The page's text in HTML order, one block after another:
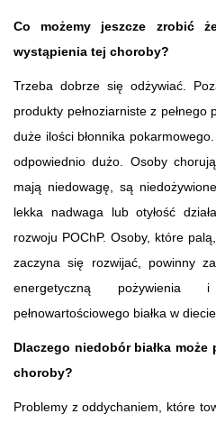
Co możemy jeszcze zrobić
wystąpienia tej choroby?
Trzeba dobrze się odżywiać.
produkty pełnoziarniste z pełnego
duże ilości błonnika
odpowiednio dużo. Osoby
mają niedowagę, są
lekka nadwaga lub otyłość
rozwoju POChP. Osoby, które
zaczyna się rozwijać, powinny
energetyczną pożywienia
pełnowartościowego białka w diecie.
Dlaczego niedobór białka
choroby?
Problemy z oddychaniem, które